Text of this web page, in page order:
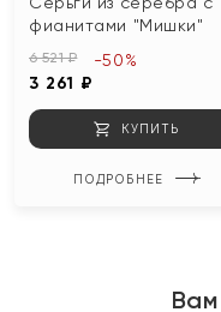
фианитами "Мишки"
6 521 ₽
3 261 ₽
-50%
КУПИТЬ
ПОДРОБНЕЕ